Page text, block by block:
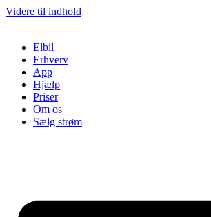
Videre til indhold
Elbil
Erhverv
App
Hjælp
Priser
Om os
Sælg strøm